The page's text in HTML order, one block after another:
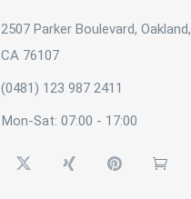
2507 Parker Boulevard, Oakland,
CA 76107
(0481) 123 987 2411
Mon-Sat: 07:00 - 17:00